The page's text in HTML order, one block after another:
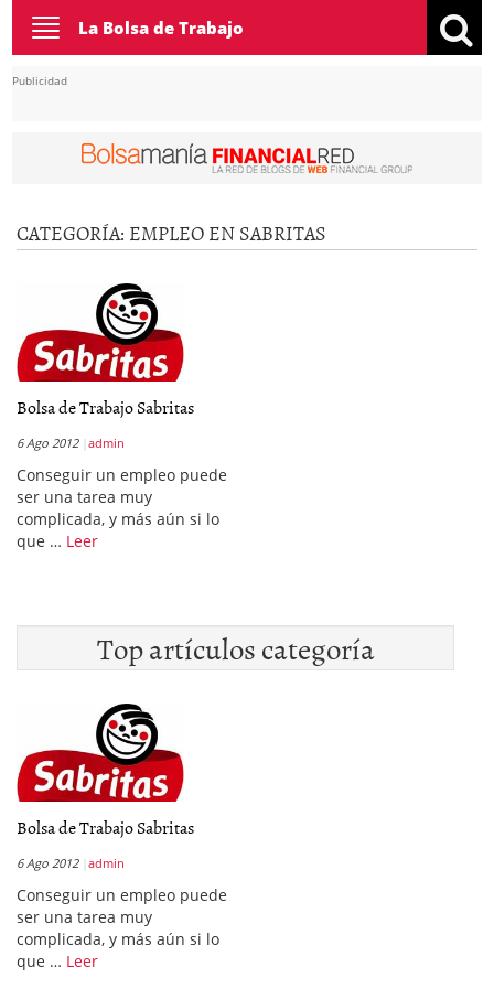
Toggle
navigation
La Bolsa de Trabajo
Publicidad
CATEGORÍA: EMPLEO EN SABRITAS
Bolsa de Trabajo Sabritas
6 Ago 2012 admin
Conseguir un empleo puede
ser una tarea muy
complicada, y más aún si lo
que … Leer
Top artículos categoría
Bolsa de Trabajo Sabritas
6 Ago 2012 admin
Conseguir un empleo puede
ser una tarea muy
complicada, y más aún si lo
que … Leer